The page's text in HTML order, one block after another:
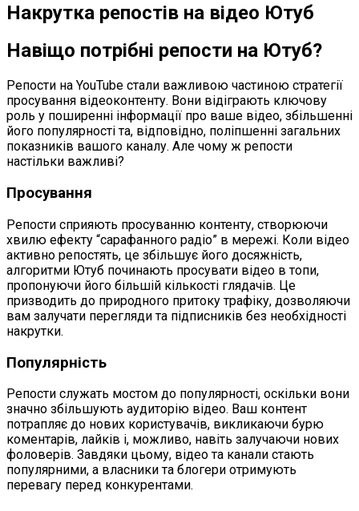
Накрутка репостів на відео Ютуб
Навіщо потрібні репости на Ютуб?
Репости на YouTube стали важливою частиною стратегії
просування відеоконтенту. Вони відіграють ключову
роль у поширенні інформації про ваше відео, збільшенні
його популярності та, відповідно, поліпшенні загальних
показників вашого каналу. Але чому ж репости
настільки важливі?
Просування
Репости сприяють просуванню контенту, створюючи
хвилю ефекту “сарафанного радіо” в мережі. Коли відео
активно репостять, це збільшує його досяжність,
алгоритми Ютуб починають просувати відео в топи,
пропонуючи його більшій кількості глядачів. Це
призводить до природного притоку трафіку, дозволяючи
вам залучати перегляди та підписників без необхідності
накрутки.
Популярність
Репости служать мостом до популярності, оскільки вони
значно збільшують аудиторію відео. Ваш контент
потрапляє до нових користувачів, викликаючи бурю
коментарів, лайків і, можливо, навіть залучаючи нових
фоловерів. Завдяки цьому, відео та канали стають
популярними, а власники та блогери отримують
перевагу перед конкурентами.